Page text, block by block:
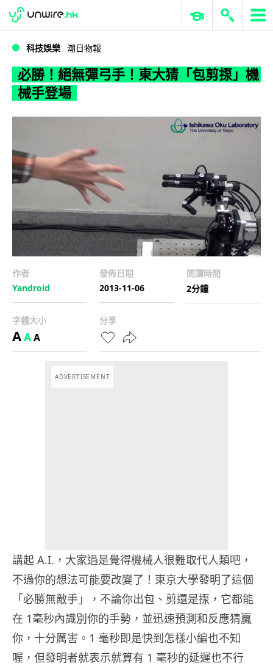
WWDC 2026 ERP 與商業 AI
科技娛樂 潮日物報
必勝！絕無彈弓手！東大猜「包剪揼」機
械手登場
作者
Yandroid
發佈日期
2013-11-06
閱讀時間
2分鐘
字體大小
AAA
分享
ADVERTISEMENT
講起 A.I.，大家過是覺得機械人很難取代人類吧，
不過你的想法可能要改變了！東京大學發明了這個
「必勝無敵手」，不論你出包、剪還是揼，它都能
在 1毫秒內識別你的手勢，並迅速預測和反應猜贏
你，十分厲害。1 毫秒即是快到怎樣小編也不知
喔，但發明者就表示就算有 1 毫秒的延遲也不行